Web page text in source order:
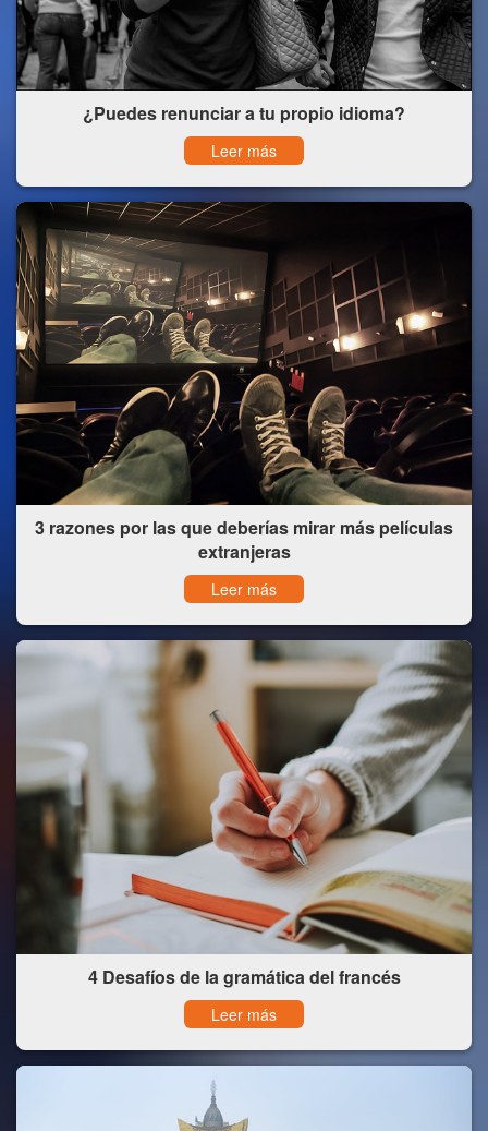
¿Puedes renunciar a tu propio idioma?
Leer más
3 razones por las que deberías mirar más películas
extranjeras
Leer más
4 Desafíos de la gramática del francés
Leer más